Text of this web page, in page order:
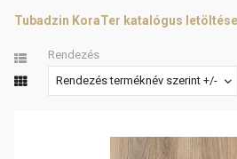
Tubadzin KoraTer katalógus
Rendezés
Rendezés terméknév szerint +/-